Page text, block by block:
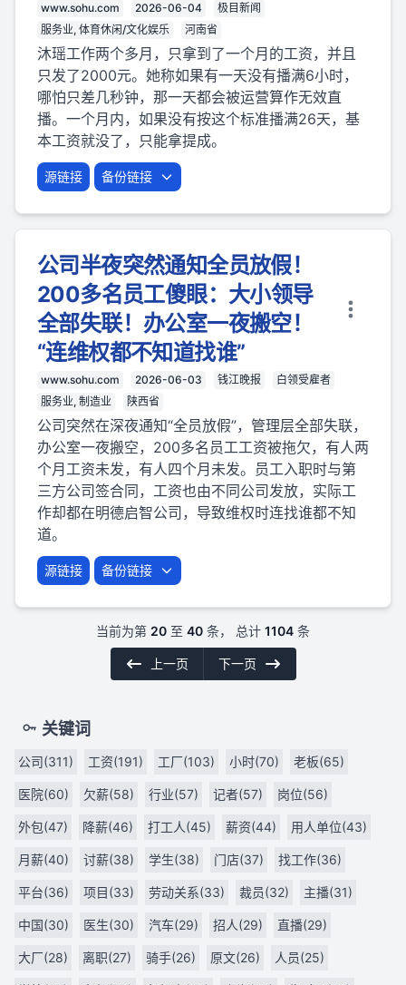
www.sohu.com 2026-06-04
极目新闻
服务业, 体育休闲/文化娱乐
河南省
沐瑶工作两个多月，只拿到了一个月的工资，并且
只发了2000元。她称如果有一天没有播满6小时，
哪怕只差几秒钟，那一天都会被运营算作无效直
播。一个月内，如果没有按这个标准播满26天，基
本工资就没了，只能拿提成。
源链接 备份链接
公司半夜突然通知全员放假！
200多名员工傻眼：大小领导
全部失联！办公室一夜搬空！
“连维权都不知道找谁”
www.sohu.com 2026-06-03 钱江晚报
白领受雇者
服务业, 制造业
陕西省
公司突然在深夜通知“全员放假”，管理层全部失联，
办公室一夜搬空，200多名员工工资被拖欠，有人两
个月工资未发，有人四个月未发。员工入职时与第
三方公司签合同，工资也由不同公司发放，实际工
作却都在明德启智公司，导致维权时连找谁都不知
道。
源链接 备份链接
当前为第 20 至 40 条， 总计 1104 条
上一页 下一页
关键词
公司(311) 工资(191) 工厂(103) 小时(70) 老板(65)
医院(60) 欠薪(58) 行业(57) 记者(57) 岗位(56)
外包(47) 降薪(46) 打工人(45) 薪资(44) 用人单位(43)
月薪(40) 讨薪(38) 学生(38) 门店(37) 找工作(36)
平台(36) 项目(33) 劳动关系(33) 裁员(32) 主播(31)
中国(30) 医生(30) 汽车(29) 招人(29) 直播(29)
大厂(28) 离职(27) 骑手(26) 原文(26) 人员(25)